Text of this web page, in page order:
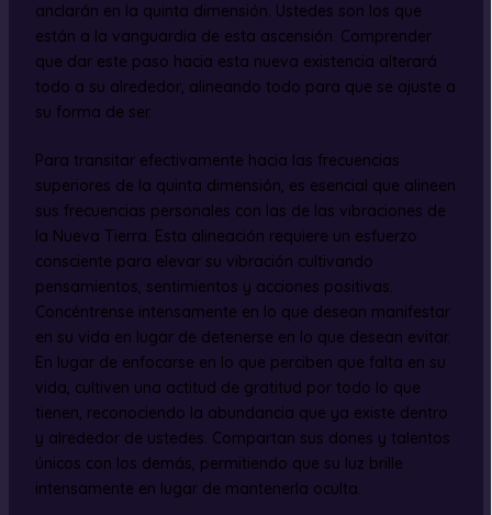
anclarán en la quinta dimensión. Ustedes son los que
están a la vanguardia de esta ascensión. Comprender
que dar este paso hacia esta nueva existencia alterará
todo a su alrededor, alineando todo para que se ajuste a
su forma de ser.
Para transitar efectivamente hacia las frecuencias
superiores de la quinta dimensión, es esencial que alineen
sus frecuencias personales con las de las vibraciones de
la Nueva Tierra. Esta alineación requiere un esfuerzo
consciente para elevar su vibración cultivando
pensamientos, sentimientos y acciones positivas.
Concéntrense intensamente en lo que desean manifestar
en su vida en lugar de detenerse en lo que desean evitar.
En lugar de enfocarse en lo que perciben que falta en su
vida, cultiven una actitud de gratitud por todo lo que
tienen, reconociendo la abundancia que ya existe dentro
y alrededor de ustedes. Compartan sus dones y talentos
únicos con los demás, permitiendo que su luz brille
intensamente en lugar de mantenerla oculta.